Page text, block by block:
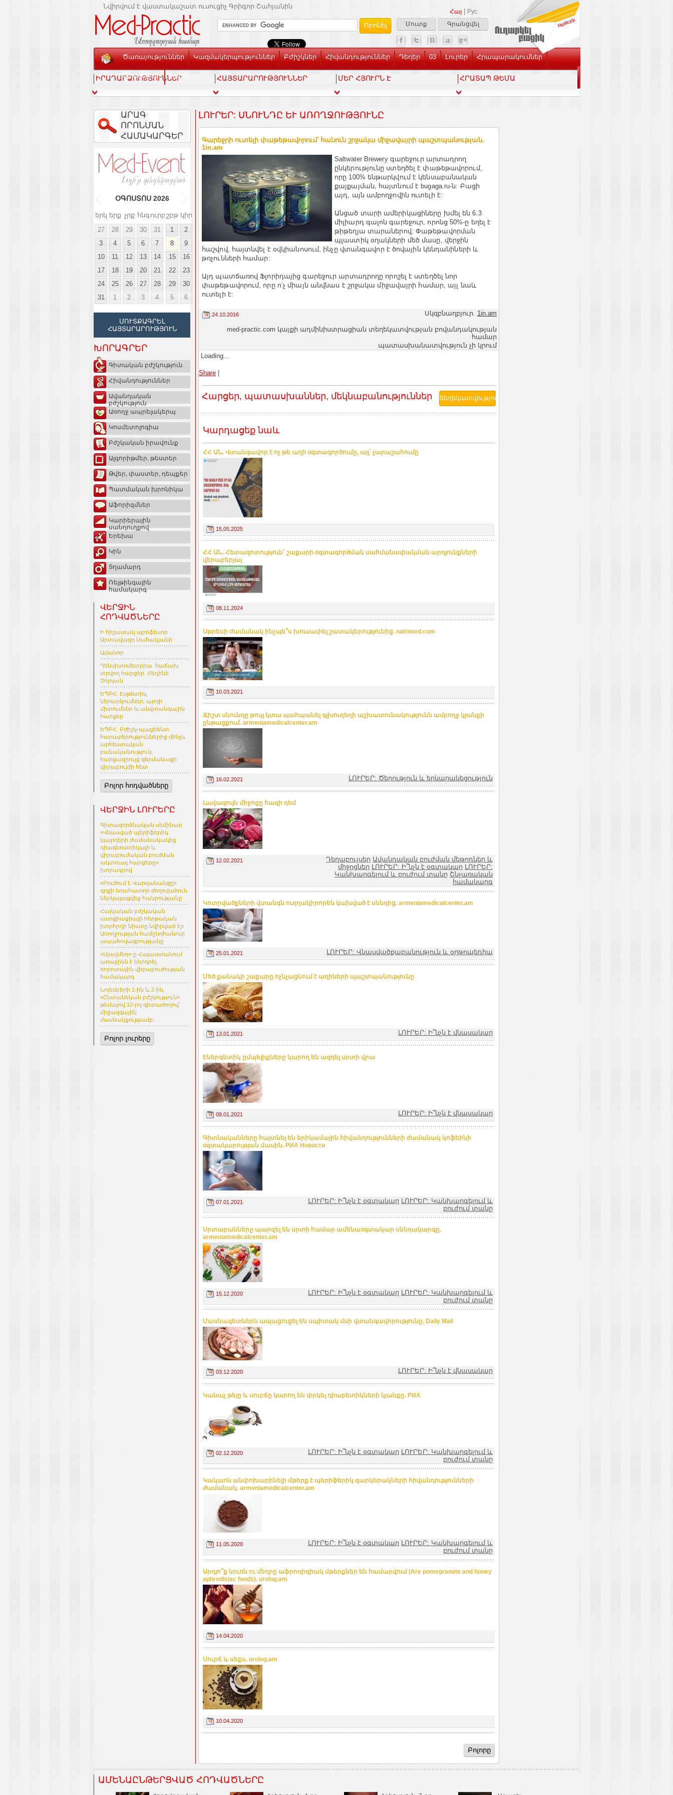
Հայ
Рус
Մուտք
Գրանցվել
Նվիրվում է վաստակաշատ ուսուցիչ Գրիգոր Շահյանին
Ծառայություններ Կազմակերպություններ Բժիշկներ Հիվանդություններ Դեղեր 03 Լուրեր Հրապարակումներ
Տեսասրահ Կապ
ԻՐԱԴԱՐՁՈՒԹՅՈՒՆՆԵՐ ՀԱՅՏԱՐԱՐՈՒԹՅՈՒՆՆԵՐ ՄԵՐ ՀՅՈՒՐՆ Է ՀՐԱՏԱՊ ԹԵՄԱ
ԱՐԱԳ
ՈՐՈՆՄԱՆ
ՀԱՄԱԿԱՐԳԵՐ
ՕԳՈՍՏՈՍ 2026
երկ երք չրք հնգուրբ շբթ կիր
27
28 29 30 31 1
2
3
4 5 6 7 8
9
10
11 12 13 14 15
16
17
18 19 20 21 22
23
24
25 26 27 28 29
30
31
1 2 3 4 5 6
ՄՈՒՏՔԱԳՐԵԼ
ՀԱՅՏԱՐԱՐՈՒԹՅՈՒՆ
ԽՈՐԱԳՐԵՐ
Գիտական բժշկություն
Հիվանդություններ
Ավանդական
բժշկություն
Առողջ ապրելակերպ
Կոսմետոլոգիա
Բժշկական իրավունք
Ալգորիթմեր, թեստեր
Թվեր, փաստեր, դեպքեր
Պատմական խրոնիկա
Աֆորիզմներ
Կարիերային
սանդուղքով
Երեխա
Կին
Տղամարդ
Ռեյթինգային
համակարգ
ՎԵՐՋԻՆ
ՀՈԴՎԱԾՆԵՐԸ
Ի հիշատակ պրոֆեսոր
Արտավազդ Սահակյանի
Ամանոր
Դենսիտոմետրիա. հաճախ
տրվող հարցեր. Հեղինե
Չոլոյան
ԵՊԲՀ. Էսթետիկ
ներարկումներ. արդի
միտումներ և անվտանգային
հարցեր
ԵՊԲՀ. Բժիշկ-պացիենտ
հարաբերություններից մինչև
արհեստական
բանականություն.
հարցազրույց գերմանացի
վիրաբույժի հետ
Բոլոր հոդվածները
ՎԵՐՋԻՆ ԼՈՒՐԵՐԸ
Գիտագործնական սեմինար
«Վնասված պերիֆերիկ
նյարդերի ժամանակակից
դիագնոստիկայի և
վիրաբուժական բուժման
ակտուալ հարցերը»
խորագրով
«Բուժում է Վարդանանցը»
գրքի եռահատոր ժողովածուն
ներկայացվեց հանրությանը
Հայկական բժշկական
ասոցիացիայի հերթական
խորհրդի նիստը նվիրված էր
Առողջության համընդհանուր
ապահովագրությանը
«Սլավմեդ»-ը Հայաստանում
առաջինն է ներդրել
ռոբոտային վիրաբուժության
համակարգ
Նոյեմբերի 1-ին և 2-ին,
«Ընտանեկան բժշկություն»
թեմայով 12-րդ գիտաժողով՝
միջազգային
մասնակցությամբ։
Բոլոր լուրերը
ԼՈՒՐԵՐ: ՍՆՈՒՆԴԸ ԵՒ ԱՌՈՂՋՈՒԹՅՈՒՆԸ
Գարեջրի ուտելի փաթեթավորում՝ հանուն շրջակա միջավայրի պաշտպանության.
1in.am
Saltwater Brewery գարեջուր արտադրող
ընկերությունը ստեղծել է փաթեթավորում,
որը 100% ենթարկվում է կենսաբանական
քայքայման, հայտնում է bugaga.ru-ն: Բացի
այդ, այն ամբողջովին ուտելի է:
Անցած տարի ամերիկացիները խմել են 6.3
միլիարդ գալոն գարեջուր, որոնց 50%-ը եղել է
թիթեղյա տարաներով: Փաթեթավորման
պլաստիկ օղակների մեծ մասը, վերջին
հաշվով, հայտնվել է օվկիանոսում, ինչը վտանգավոր է ծովային կենդանիների և
թռչունների համար:
Այդ պատճառով Ֆլորիդայից գարեջուր արտադրողը որոշել է ստեղծել նոր
փաթեթավորում, որը ո՛չ միայն անվնաս է շրջակա միջավայրի համար, այլ նաև
ուտելի է:
24.10.2016 Սկզբնաղբյուր. 1in.am
med-practic.com կայքի ադմինիստրացիան տեղեկատվության բովանդակության
համար
պատասխանատվություն չի կրում
Loading...
Share
Հարցեր, պատասխաններ, մեկնաբանություններ
Կարդացեք նաև
ՀՀ ԱՆ. Վտանգավոր է ոչ թե աղի օգտագործումը, այլ` չարաշահումը
15.05.2025
ՀՀ ԱՆ. Հետազոտություն` շաքարի օգտագործման սահմանափակման արդյունքների
վերաբերյալ
08.11.2024
Սթրեսի ժամանակ ինչպե՞ս խուսափել շատակերությունից. nairimed.com
10.03.2021
Ճիշտ սնունդը թույլ կտա պահպանել գլխուղեղի աշխատունակությունն ամբողջ կյանքի
ընթացքում. armeniamedicalcenter.am
16.02.2021 ԼՈՒՐԵՐ: Ծերություն և երկարակեցություն
Լավագույն միջոցը հազի դեմ
12.02.2021 Դեղաբույսեր Ավանդական բուժման մեթոդներ և
միջոցներ ԼՈՒՐԵՐ: Ի՞նչն է օգտակար ԼՈՒՐԵՐ:
Կանխարգելում և բուժում տանը Շնչառական
համակարգ
Կոտրվածքների վտանգն ուղղակիրորեն կախված է սննդից. armeniamedicalcenter.am
25.01.2021 ԼՈՒՐԵՐ: Վնասվածքաբանություն և օրթոպեդիա
Մեծ քանակի շաքարը ոչնչացնում է աղիների պաշտպանությունը
13.01.2021 ԼՈՒՐԵՐ: Ի՞նչն է վնասակար
Էներգետիկ ըմպելիքները կարող են ազդել սրտի վրա
08.01.2021 ԼՈՒՐԵՐ: Ի՞նչն է վնասակար
Գիտնականները հայտնել են երիկամային հիվանդությունների ժամանակ կոֆեինի
օգտակարության մասին. РИА Новости
07.01.2021 ԼՈՒՐԵՐ: Ի՞նչն է օգտակար ԼՈՒՐԵՐ: Կանխարգելում և
բուժում տանը
Սրտաբանները պարզել են սրտի համար ամենաօգտակար սննդակարգը.
armeniamedicalcenter.am
15.12.2020 ԼՈՒՐԵՐ: Ի՞նչն է օգտակար ԼՈՒՐԵՐ: Կանխարգելում և
բուժում տանը
Մասնագետներն ապացուցել են սպիտակ մսի վտանգավորությունը. Daily Mail
03.12.2020 ԼՈՒՐԵՐ: Ի՞նչն է վնասակար
Կանաչ թեյը և սուրճը կարող են փրկել դիաբետիկների կյանքը. РИА
02.12.2020 ԼՈՒՐԵՐ: Ի՞նչն է օգտակար ԼՈՒՐԵՐ: Կանխարգելում և
բուժում տանը
Կակաոն անփոխարինելի մթերք է պերիֆերիկ զարկերակների հիվանդությունների
ժամանակ. armeniamedicalcenter.am
11.05.2020 ԼՈՒՐԵՐ: Ի՞նչն է օգտակար ԼՈՒՐԵՐ: Կանխարգելում և
բուժում տանը
Արդյո՞ք նուռն ու մեղրը աֆրոդիզիակ մթերքներ են համարվում (Are pomegranate and honey
aphrodisiac foods). urolog.am
14.04.2020
Սուրճ և սեքս. urolog.am
10.04.2020
Բոլորը
ԱՄԵՆԱԸՆԹԵՐՑՎԱԾ ՀՈԴՎԱԾՆԵՐԸ